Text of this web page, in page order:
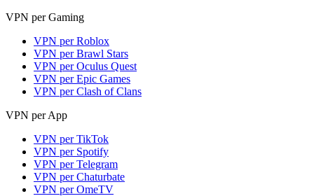
VPN per Gaming
VPN per Roblox
VPN per Brawl Stars
VPN per Oculus Quest
VPN per Epic Games
VPN per Clash of Clans
VPN per App
VPN per TikTok
VPN per Spotify
VPN per Telegram
VPN per Chaturbate
VPN per OmeTV